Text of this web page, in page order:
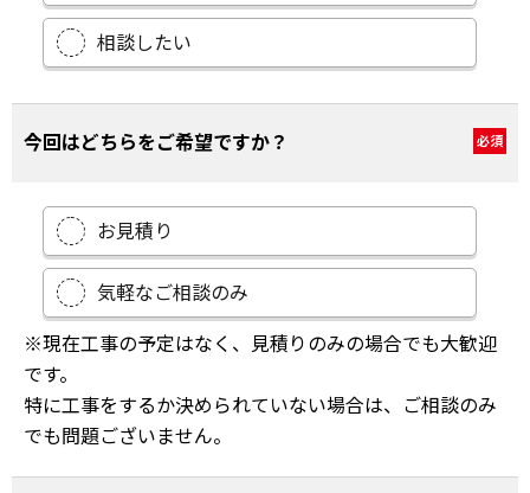
相談したい
今回はどちらをご希望ですか？ 必須
お見積り
気軽なご相談のみ
※現在工事の予定はなく、見積りのみの場合でも大歓迎
です。
特に工事をするか決められていない場合は、ご相談のみ
でも問題ございません。